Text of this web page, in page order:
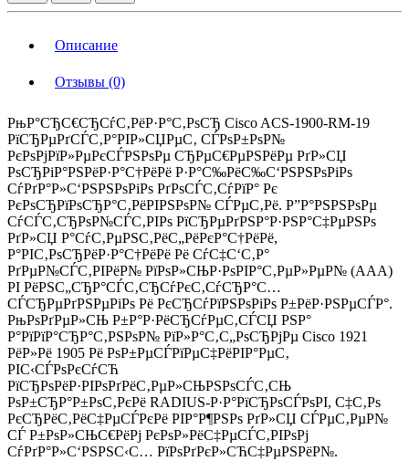
Описание
Отзывы (0)
РњР°СЂС€СЂСѓС‚РёР·Р°С‚РѕСЂ Cisco ACS-1900-RM-19
РїСЂРµРґСЃС‚Р°РІР»СЏРµС‚ СЃРѕР±РѕР№
РєРѕРјРїР»РµРєСЃРЅРѕРµ СЂРµС€РµРЅРёРµ РґР»СЏ
РѕСЂРіР°РЅРёР·Р°С†РёРё Р·Р°С‰РёС‰С‘РЅРЅРѕРіРѕ
СѓРґР°Р»С‘РЅРЅРѕРіРѕ РґРѕСЃС‚СѓРїР° Рє
РєРѕСЂРїРѕСЂР°С‚РёРІРЅРѕР№ СЃРµС‚Рё. Р”Р°РЅРЅРѕРµ
СѓСЃС‚СЂРѕР№СЃС‚РІРѕ РїСЂРµРґРЅР°Р·РЅР°С‡РµРЅРѕ
РґР»СЏ Р°СѓС‚РµРЅС‚РёС„РёРєР°С†РёРё,
Р°РІС‚РѕСЂРёР·Р°С†РёРё Рё СѓС‡С‘С‚Р°
РґРµР№СЃС‚РІРёР№ РїРѕР»СЊР·РѕРІР°С‚РµР»РµР№ (AAA)
РІ РёРЅС„СЂР°СЃС‚СЂСѓРєС‚СѓСЂР°С…
СЃСЂРµРґРЅРµРіРѕ Рё РєСЂСѓРїРЅРѕРіРѕ Р±РёР·РЅРµСЃР°.
РњРѕРґРµР»СЊ Р±Р°Р·РёСЂСѓРµС‚СЃСЏ РЅР°
Р°РїРїР°СЂР°С‚РЅРѕР№ РїР»Р°С‚С„РѕСЂРјРµ Cisco 1921
РёР»Рё 1905 Рё РѕР±РµСЃРїРµС‡РёРІР°РµС‚
РІС‹СЃРѕРєСѓСЋ
РїСЂРѕРёР·РІРѕРґРёС‚РµР»СЊРЅРѕСЃС‚СЊ
РѕР±СЂР°Р±РѕС‚РєРё RADIUS-Р·Р°РїСЂРѕСЃРѕРІ, С‡С‚Рѕ
РєСЂРёС‚РёС‡РµСЃРєРё РІР°Р¶РЅРѕ РґР»СЏ СЃРµС‚РµР№
СЃ Р±РѕР»СЊС€РёРј РєРѕР»РёС‡РµСЃС‚РІРѕРј
СѓРґР°Р»С‘РЅРЅС‹С… РїРѕРґРєР»СЋС‡РµРЅРёР№.